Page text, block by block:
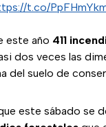
t.co/
este año 411
dos veces las
del suelo de
este sábado se